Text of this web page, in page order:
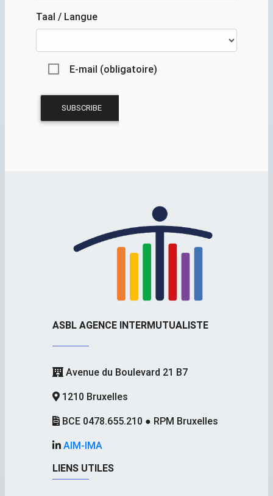
Taal / Langue
E-mail (obligatoire)
ASBL AGENCE INTERMUTUALISTE
Avenue du Boulevard 21 B7
1210 Bruxelles
BCE 0478.655.210 ● RPM Bruxelles
AIM-IMA
LIENS UTILES